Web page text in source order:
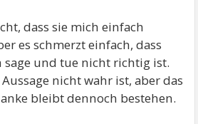
dass sie mich einfach
es schmerzt einfach, dass
sage und tue nicht richtig ist.
nicht wahr ist, aber das
bleibt dennoch bestehen.